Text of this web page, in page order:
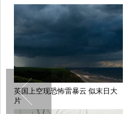
英国上空现恐怖雷暴云 似末日大
片